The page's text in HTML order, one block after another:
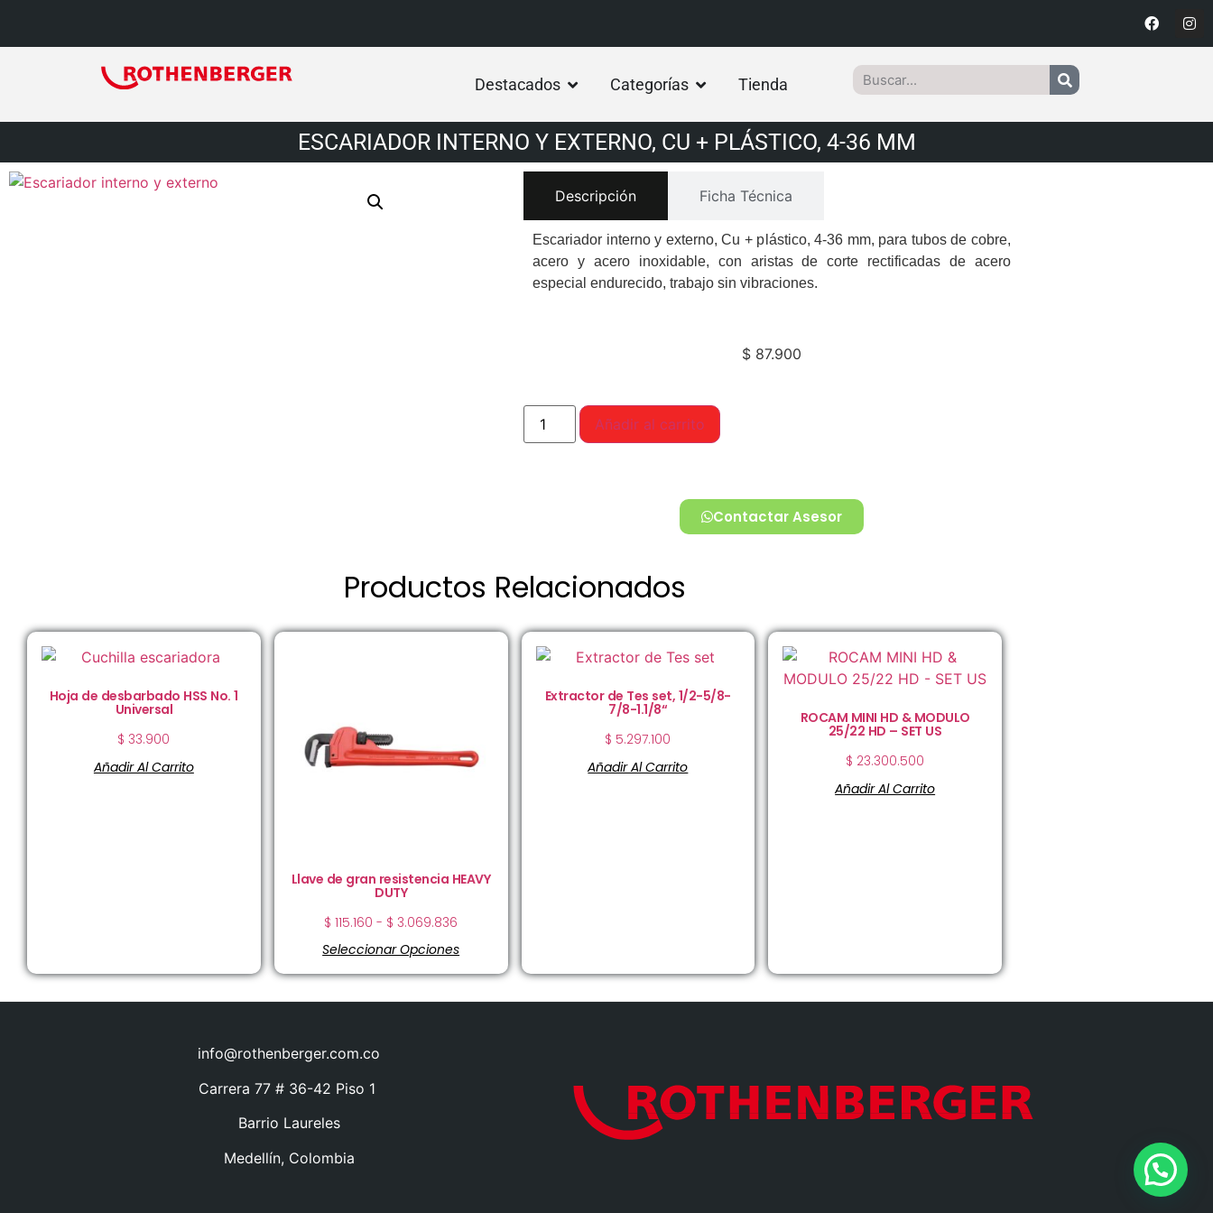
Destacados Categorías Tienda
ESCARIADOR INTERNO Y EXTERNO, CU + PLÁSTICO, 4-36 MM
Descripción Ficha Técnica
Escariador interno y externo, Cu + plástico, 4-36 mm, para tubos de cobre,
acero y acero inoxidable, con aristas de corte rectificadas de acero
especial endurecido, trabajo sin vibraciones.
$ 87.900
Añadir al carrito
Contactar Asesor
Productos Relacionados
Hoja de desbarbado HSS No. 1
Universal
$ 33.900
Añadir Al Carrito
Llave de gran resistencia HEAVY
DUTY
$ 115.160 - $ 3.069.836
Seleccionar Opciones
Extractor de Tes set, 1/2-5/8-
7/8-1.1/8“
$ 5.297.100
Añadir Al Carrito
ROCAM MINI HD & MODULO
25/22 HD – SET US
$ 23.300.500
Añadir Al Carrito
info@rothenberger.com.co
Carrera 77 # 36-42 Piso 1
Barrio Laureles
Medellín, Colombia